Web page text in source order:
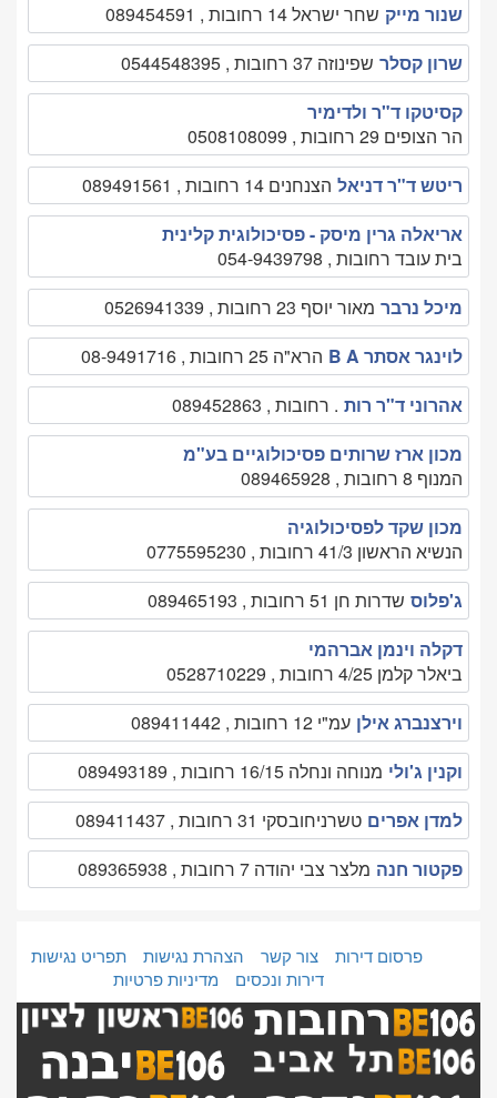
שנור מייק שחר ישראל 14 רחובות , 089454591
שרון קסלר שפינוזה 37 רחובות , 0544548395
קסיטקו ד"ר ולדימיר
הר הצופים 29 רחובות , 0508108099
ריטש ד"ר דניאל הצנחנים 14 רחובות , 089491561
אריאלה גרין מיסק - פסיכולוגית קלינית
בית עובד רחובות , 054-9439798
מיכל נרבר מאור יוסף 23 רחובות , 0526941339
לוינגר אסתר B A
הרא"ה 25 רחובות , 08-9491716
אהרוני ד"ר רות . רחובות , 089452863
מכון ארז שרותים פסיכולוגיים בע"מ
המנוף 8 רחובות , 089465928
מכון שקד לפסיכולוגיה
הנשיא הראשון 41/3 רחובות , 0775595230
ג'פלוס שדרות חן 51 רחובות , 089465193
דקלה וינמן אברהמי
ביאלר קלמן 4/25 רחובות , 0528710229
וירצנברג אילן עמ"י 12 רחובות , 089411442
וקנין ג'ולי מנוחה ונחלה 16/15 רחובות , 089493189
למדן אפרים טשרניחובסקי 31 רחובות , 089411437
פקטור חנה מלצר צבי יהודה 7 רחובות , 089365938
פרסום דירות צור קשר הצהרת נגישות
תפריט נגישות
דירות ונכסים
מדיניות פרטיות